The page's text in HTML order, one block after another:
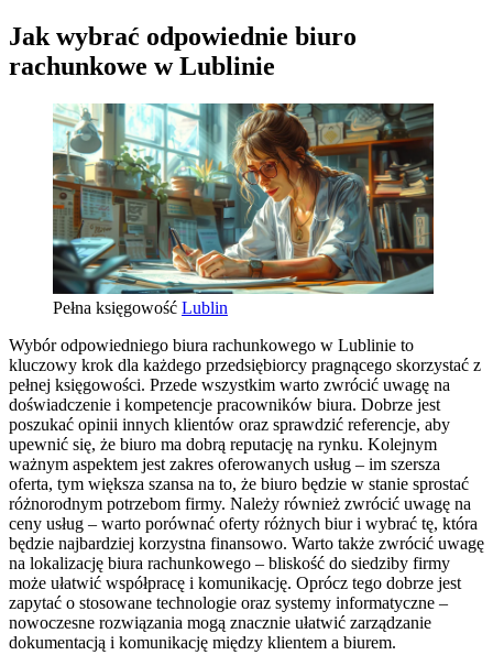
Jak wybrać odpowiednie biuro
rachunkowe w Lublinie
Pełna księgowość Lublin
Wybór odpowiedniego biura rachunkowego w Lublinie to
kluczowy krok dla każdego przedsiębiorcy pragnącego skorzystać z
pełnej księgowości. Przede wszystkim warto zwrócić uwagę na
doświadczenie i kompetencje pracowników biura. Dobrze jest
poszukać opinii innych klientów oraz sprawdzić referencje, aby
upewnić się, że biuro ma dobrą reputację na rynku. Kolejnym
ważnym aspektem jest zakres oferowanych usług – im szersza
oferta, tym większa szansa na to, że biuro będzie w stanie sprostać
różnorodnym potrzebom firmy. Należy również zwrócić uwagę na
ceny usług – warto porównać oferty różnych biur i wybrać tę, która
będzie najbardziej korzystna finansowo. Warto także zwrócić uwagę
na lokalizację biura rachunkowego – bliskość do siedziby firmy
może ułatwić współpracę i komunikację. Oprócz tego dobrze jest
zapytać o stosowane technologie oraz systemy informatyczne –
nowoczesne rozwiązania mogą znacznie ułatwić zarządzanie
dokumentacją i komunikację między klientem a biurem.